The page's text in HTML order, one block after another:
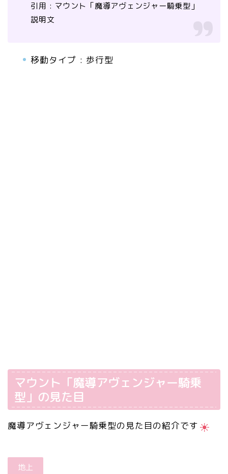
引用 : マウント「魔導アヴェンジャー騎乗型」
説明文
移動タイプ : 歩行型
マウント「魔導アヴェンジャー騎乗
型」の見た目
魔導アヴェンジャー騎乗型の見た目の紹介です
地上